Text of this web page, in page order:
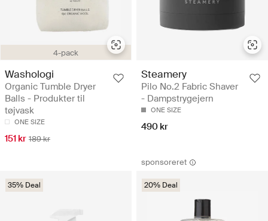
4-pack
Washologi
Organic Tumble Dryer
Balls - Produkter til
tøjvask
ONE SIZE
151 kr 189 kr
Steamery
Pilo No.2 Fabric Shaver
- Dampstrygejern
ONE SIZE
490 kr
35% Deal
sponsoreret
20% Deal